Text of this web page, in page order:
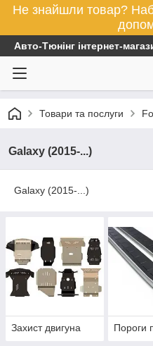
Не знайшли товар?
Авто-Тюнінг інтернет-
Товари та послуги
Galaxy (2015-...)
Galaxy (2015-...)
Захист двигуна Пороги